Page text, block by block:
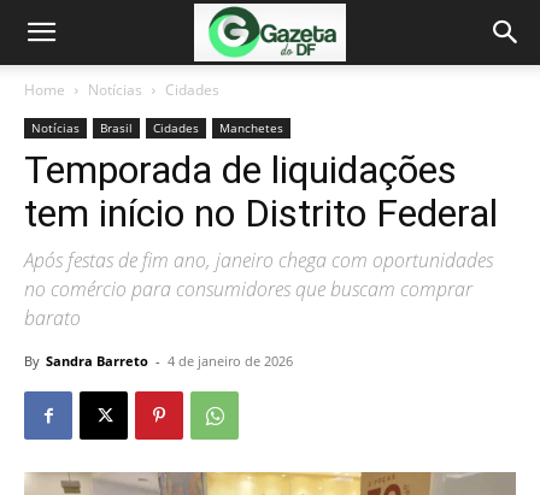
Home Notícias Cidades
Notícias Brasil Cidades Manchetes
Temporada de liquidações
tem início no Distrito Federal
Após festas de fim ano, janeiro chega com oportunidades
no comércio para consumidores que buscam comprar
barato
By Sandra Barreto - 4 de janeiro de 2026